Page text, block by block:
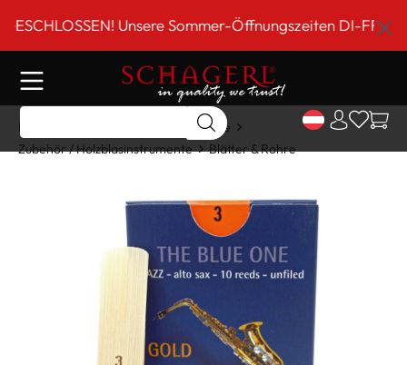
springenUnsere Sommer-Öffnungszeiten DI-FR 9 bis
Home
Holzblasinstrumente
Zubehör / Holzblasinstrumente
Blätter & Rohre